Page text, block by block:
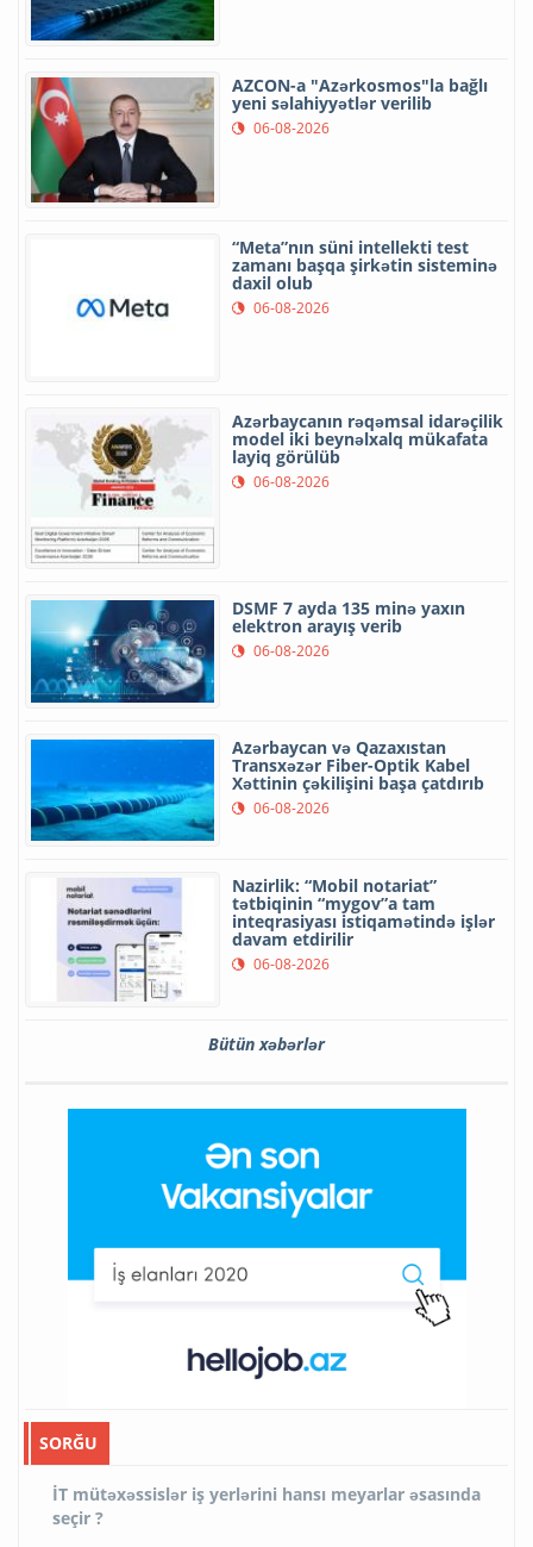
AZCON-a "Azərkosmos"la bağlı
yeni səlahiyyətlər verilib
06-08-2026
“Meta”nın süni intellekti test
zamanı başqa şirkətin sisteminə
daxil olub
06-08-2026
Azərbaycanın rəqəmsal idarəçilik
model iki beynəlxalq mükafata
layiq görülüb
06-08-2026
DSMF 7 ayda 135 minə yaxın
elektron arayış verib
06-08-2026
Azərbaycan və Qazaxıstan
Transxəzər Fiber-Optik Kabel
Xəttinin çəkilişini başa çatdırıb
06-08-2026
Nazirlik: “Mobil notariat”
tətbiqinin “mygov”a tam
inteqrasiyası istiqamətində işlər
davam etdirilir
06-08-2026
Bütün xəbərlər
SORĞU
İT mütəxəssislər iş yerlərini hansı meyarlar əsasında
seçir ?